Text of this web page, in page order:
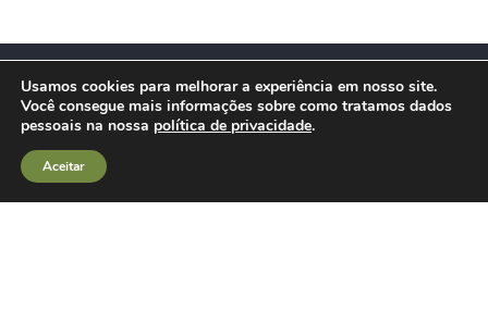
Políticas de Integridade
Privacidade de Dados
Usamos cookies para melhorar a experiência em nosso site.
Você consegue mais informações sobre como tratamos dados
pessoais na nossa política de privacidade.
Aceitar